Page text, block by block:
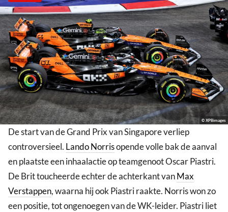
© XPBimages
De start van de Grand Prix van Singapore verliep
controversieel. Lando Norrisopende volle bak de aanval
en plaatste een inhaalactie op teamgenoot Oscar Piastri.
De Brit toucheerde echter de achterkant vanMax
Verstappen, waarna hij ook Piastri raakte. Norris won zo
een positie, tot ongenoegen van de WK-leider. Piastri liet